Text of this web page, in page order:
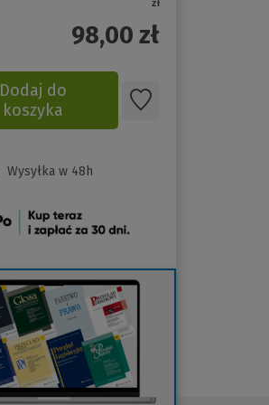
zł
98,00 zł
Dodaj do
koszyka
Wysyłka w 48h